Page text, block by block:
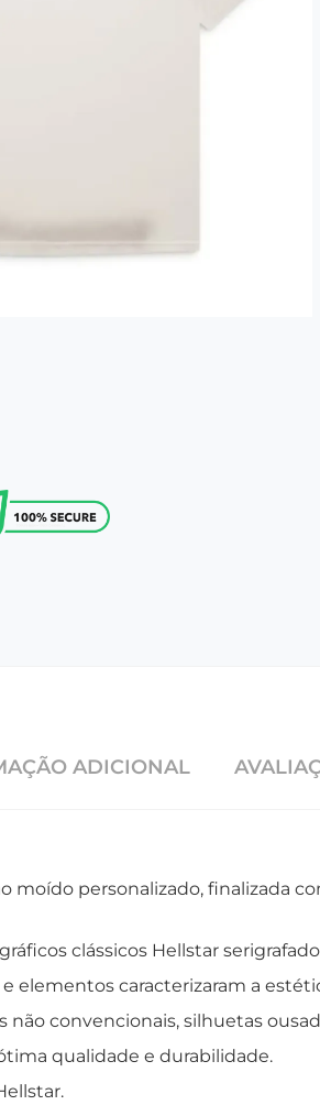
ADICIONAL
moído personalizado, finalizada
clássicos Hellstar
elementos caracterizaram a
convencionais, silhuetas
qualidade e durabilidade.